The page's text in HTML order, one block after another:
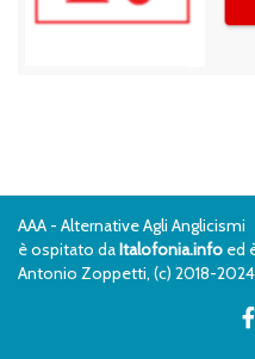
AAA - Alternative Agli Anglicismi
è ospitato daItalofonia.info ed
Antonio Zoppetti, (c) 2018-